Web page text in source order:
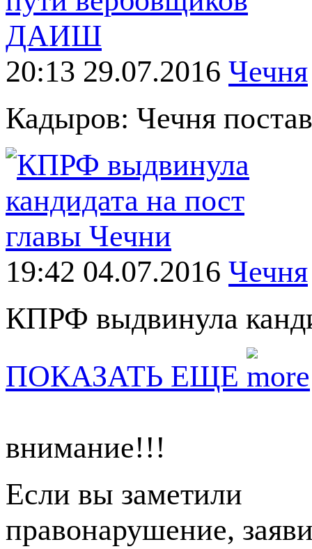
20:13 29.07.2016 Чечня
Кадыров: Чечня
19:42 04.07.2016 Чечня
КПРФ выдвинула
ПОКАЗАТЬ ЕЩЕ
внимание!!!
Если вы заметили
правонарушение,